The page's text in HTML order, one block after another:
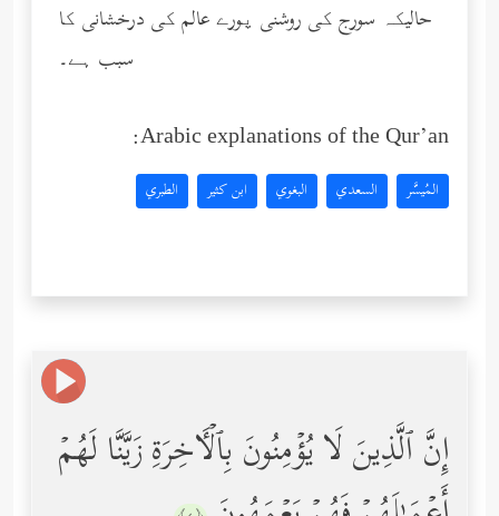
حالیکہ سورج کی روشنی پورے عالم کی درخشانی کا
سبب ہے۔
Arabic explanations of the Qur’an:
المُيسَّر السعدي البغوي ابن كثير الطبري
إِنَّ ٱلَّذِینَ لَا یُؤۡمِنُونَ بِٱلۡـَٔاخِرَةِ زَیَّنَّا لَهُمۡ